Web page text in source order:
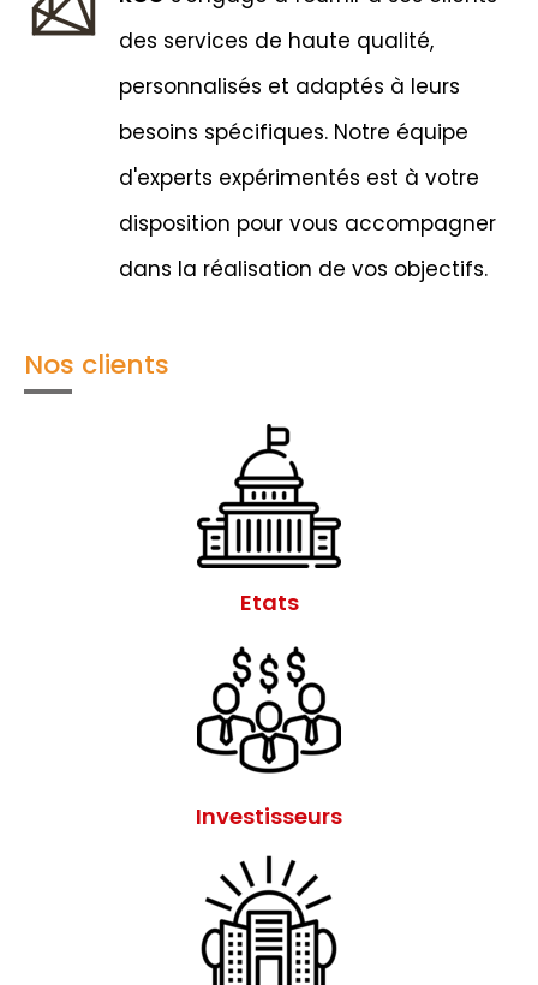
des services de haute qualité,
personnalisés et adaptés à leurs
besoins spécifiques. Notre équipe
d'experts expérimentés est à votre
disposition pour vous accompagner
dans la réalisation de vos objectifs.
Nos clients
Etats
Investisseurs